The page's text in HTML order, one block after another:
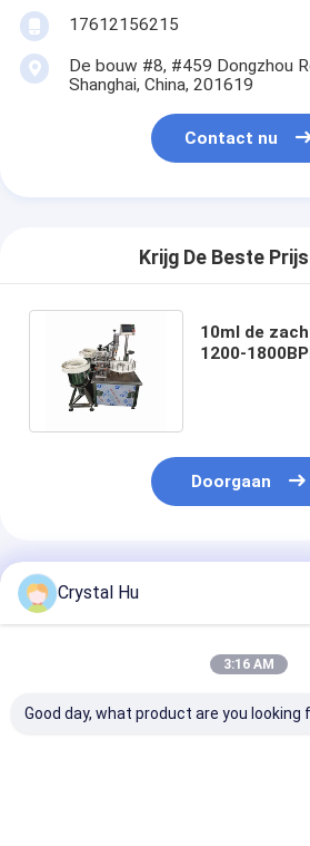
17612156215
De bouw #8, #459 Dongzhou
Shanghai, China, 201619
Contact nu
Krijg De Beste
10ml de
1200-
Doorgaan
Geadviseerde Producten
Crystal Hu
3:16 AM
Good day, what product are you looking